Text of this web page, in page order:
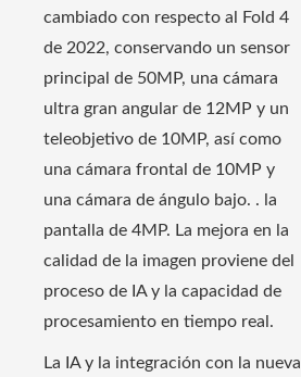
cambiado con respecto al Fold 4
de 2022, conservando un sensor
principal de 50MP, una cámara
ultra gran angular de 12MP y un
teleobjetivo de 10MP, así como
una cámara frontal de 10MP y
una cámara de ángulo bajo. . la
pantalla de 4MP. La mejora en la
calidad de la imagen proviene del
proceso de IA y la capacidad de
procesamiento en tiempo real.
La IA y la integración con la nueva